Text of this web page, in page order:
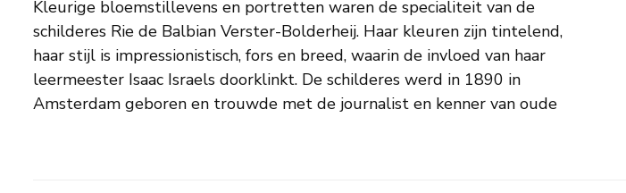
Kleurige bloemstillevens en portretten waren de specialiteit van de
schilderes Rie de Balbian Verster-Bolderheij. Haar kleuren zijn tintelend,
haar stijl is impressionistisch, fors en breed, waarin de invloed van haar
leermeester Isaac Israels doorklinkt. De schilderes werd in 1890 in
Amsterdam geboren en trouwde met de journalist en kenner van oude
kunst J.F.L. de Balbian Verster. Het was hun beider vriend Willem
Wenckebach die haar aanmoedigde om te gaan schilderen. In 1965
verhuisde de schilderes naar Blaricum, waar ze lid werd van de Gooische
Schilderskring. Daarnaast was ze lid van Arti et Amitiae en de vereniging